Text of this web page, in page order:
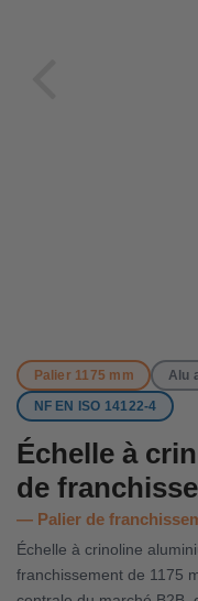
Palier 1175 mm Alu
NF EN ISO 14122-4
Échelle à
de
Palier de
Échelle à crinoline
franchissement de 1175